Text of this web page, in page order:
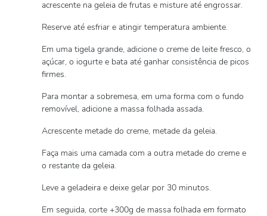
acrescente na geleia de frutas e misture até engrossar.
Reserve até esfriar e atingir temperatura ambiente.
Em uma tigela grande, adicione o creme de leite fresco, o
açúcar, o iogurte e bata até ganhar consistência de picos
firmes.
Para montar a sobremesa, em uma forma com o fundo
removível, adicione a massa folhada assada.
Acrescente metade do creme, metade da geleia.
Faça mais uma camada com a outra metade do creme e
o restante da geleia.
Leve a geladeira e deixe gelar por 30 minutos.
Em seguida, corte +300g de massa folhada em formato